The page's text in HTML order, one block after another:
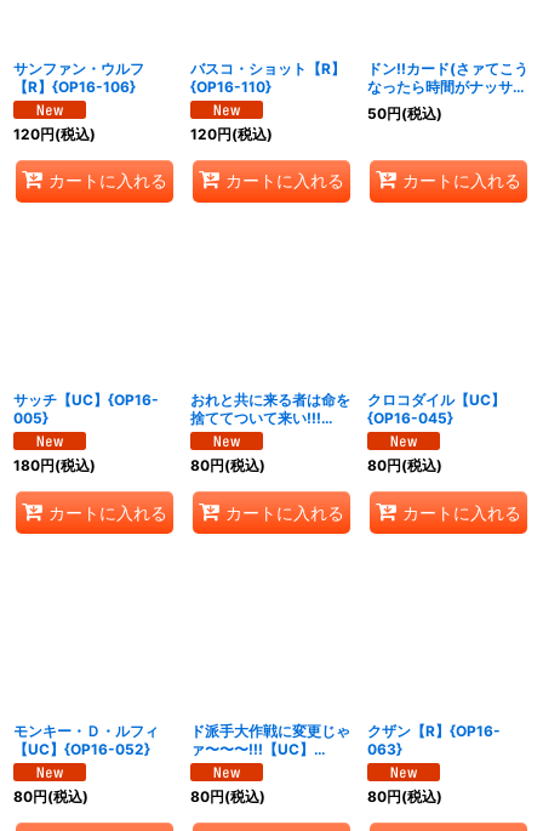
サンファン・ウルフ
【R】{OP16-106}
120円(税込)
カートに入れる
バスコ・ショット【R】
{OP16-110}
120円(税込)
カートに入れる
ドン!!カード(さァてこう
なったら時間がナッサブ
ル・・・・・・!!!)【-】
{-}
50円(税込)
カートに入れる
サッチ【UC】{OP16-
005}
180円(税込)
カートに入れる
おれと共に来る者は命を
捨ててついて来い!!!
【UC】{OP16-020}
80円(税込)
カートに入れる
クロコダイル【UC】
{OP16-045}
80円(税込)
カートに入れる
モンキー・Ｄ・ルフィ
【UC】{OP16-052}
80円(税込)
ド派手大作戦に変更じゃ
ァ〜〜〜!!!【UC】
{OP16-059}
80円(税込)
クザン【R】{OP16-
063}
80円(税込)